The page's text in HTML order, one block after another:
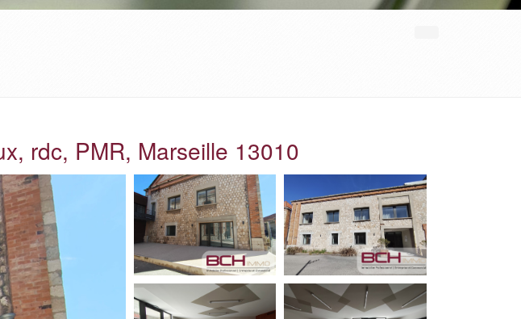
rdc, PMR, Marseille 13010